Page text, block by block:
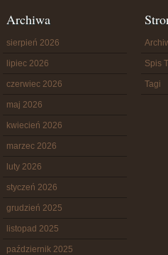
Archiwa
sierpień 2026
lipiec 2026
czerwiec 2026
maj 2026
kwiecień 2026
marzec 2026
luty 2026
styczeń 2026
grudzień 2025
listopad 2025
październik 2025
Spis
Tagi